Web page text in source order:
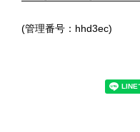
(管理番号：hhd3ec)